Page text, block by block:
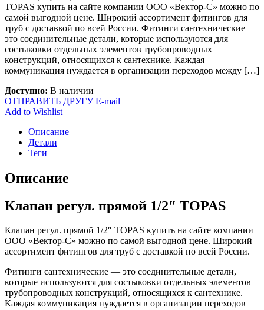
TOPAS купить на сайте компании ООО «Вектор-С» можно по
самой выгодной цене. Широкий ассортимент фитингов для
труб с доставкой по всей России. Фитинги сантехнические —
это соединительные детали, которые используются для
состыковки отдельных элементов трубопроводных
конструкций, относящихся к сантехнике. Каждая
коммуникация нуждается в организации переходов между […]
Доступно: В наличии
ОТПРАВИТЬ ДРУГУ E-mail
Add to Wishlist
Описание
Детали
Теги
Описание
Клапан регул. прямой 1/2″ TOPAS
Клапан регул. прямой 1/2″ TOPAS купить на сайте компании
ООО «Вектор-С» можно по самой выгодной цене. Широкий
ассортимент фитингов для труб с доставкой по всей России.
Фитинги сантехнические — это соединительные детали,
которые используются для состыковки отдельных элементов
трубопроводных конструкций, относящихся к сантехнике.
Каждая коммуникация нуждается в организации переходов